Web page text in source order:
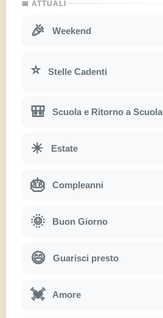
📅 ATTUALI
🎉 Weekend
⭐ Stelle Cadenti
🎒 Scuola e Ritorno a Scuola
☀ Estate
🎂 Compleanni
🌞 Buon Giorno
😄 Guarisci presto
💓 Amore